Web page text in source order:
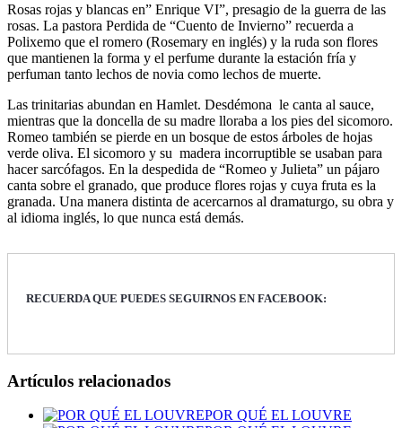
Rosas rojas y blancas en” Enrique VI”, presagio de la guerra de las
rosas. La pastora Perdida de “Cuento de Invierno” recuerda a
Polixemo que el romero (Rosemary en inglés) y la ruda son flores
que mantienen la forma y el perfume durante la estación fría y
perfuman tanto lechos de novia como lechos de muerte.
Las trinitarias abundan en Hamlet. Desdémona le canta al sauce,
mientras que la doncella de su madre lloraba a los pies del sicomoro.
Romeo también se pierde en un bosque de estos árboles de hojas
verde oliva. El sicomoro y su madera incorruptible se usaban para
hacer sarcófagos. En la despedida de “Romeo y Julieta” un pájaro
canta sobre el granado, que produce flores rojas y cuya fruta es la
granada. Una manera distinta de acercarnos al dramaturgo, su obra y
al idioma inglés, lo que nunca está demás.
RECUERDA QUE PUEDES SEGUIRNOS EN FACEBOOK:
Artículos relacionados
POR QUÉ EL LOUVRE